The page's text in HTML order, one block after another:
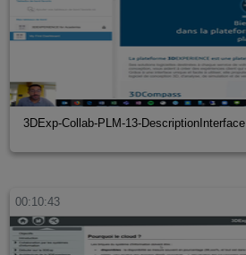
3DExp-Collab-PLM-13-DescriptionInterface
00:10:43